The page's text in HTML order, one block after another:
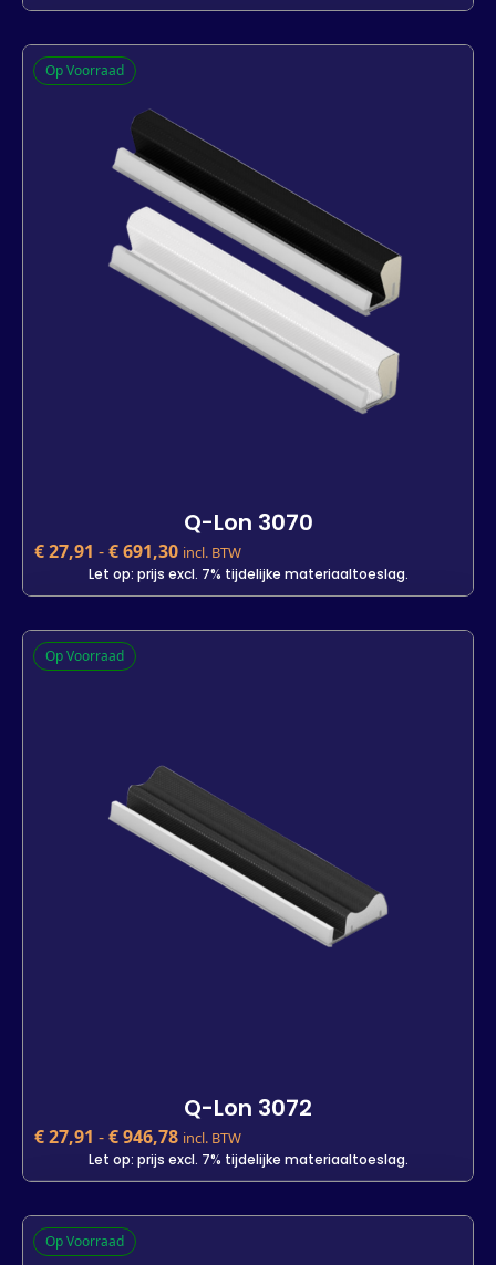
Q-Lon 3063
€27,91 incl. BTW
7 m 25 m 400 m
+
In winkelwagen
Op Voorraad
Q-Lon 3070
€27,91 -€691,30 incl. BTW
Let op: prijs excl. 7% tijdelijke materiaaltoeslag.
Q-Lon 3070
€27,91 incl. BTW
25 m
-
In winkelwagen
Op Voorraad
Q-Lon 3072
€27,91 -€946,78 incl. BTW
Let op: prijs excl. 7% tijdelijke materiaaltoeslag.
Q-Lon 3072
€27,91 incl. BTW
Op Voorraad